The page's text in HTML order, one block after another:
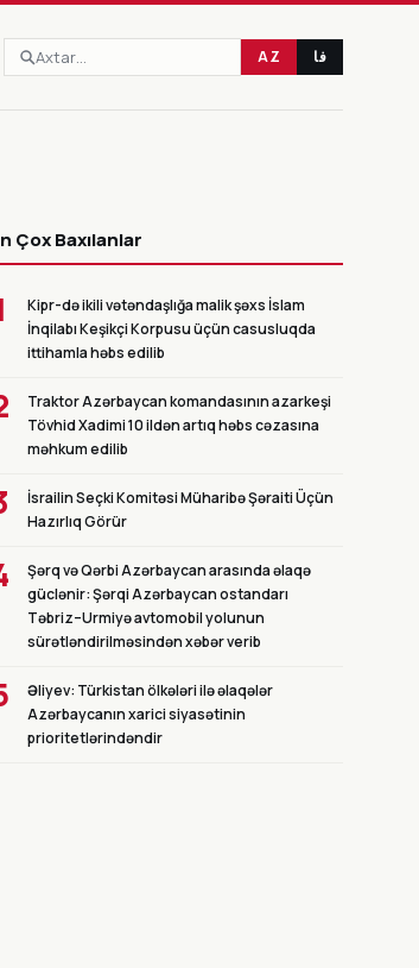
AZ فا
Çox Baxılanlar
Kipr-də ikili vətəndaşlığa malik şəxs İslam
İnqilabı Keşikçi Korpusu üçün casusluqda
ittihamla həbs edilib
Traktor Azərbaycan komandasının azarkeşi
Tövhid Xadimi 10 ildən artıq həbs cəzasına
məhkum edilib
İsrailin Seçki Komitəsi Müharibə Şəraiti Üçün
Hazırlıq Görür
Şərq və Qərbi Azərbaycan arasında əlaqə
güclənir: Şərqi Azərbaycan ostandarı
Təbriz–Urmiyə avtomobil yolunun
sürətləndirilməsindən xəbər verib
Əliyev: Türkistan ölkələri ilə əlaqələr
Azərbaycanın xarici siyasətinin
prioritetlərindəndir